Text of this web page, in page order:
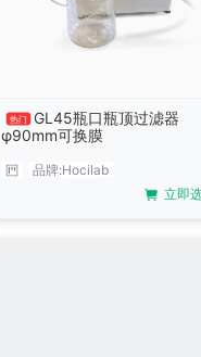
热门
GL45瓶口瓶顶过滤器
φ90mm可换膜
品牌:Hocilab
立即